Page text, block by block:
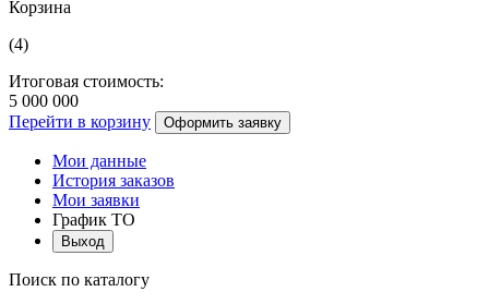
Корзина
(4)
Итоговая стоимость:
5 000 000
Перейти в корзину
Оформить заявку
Мои данные
История заказов
Мои заявки
График ТО
Выход
Поиск по каталогу